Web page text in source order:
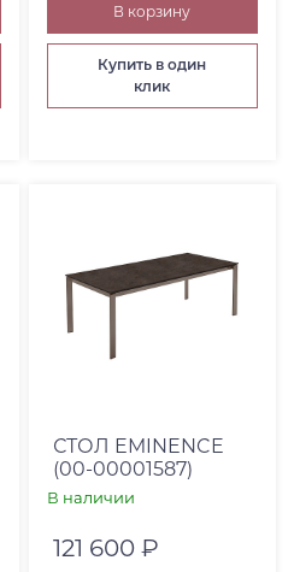
В корзину
Купить в один
клик
СТОЛ EMINENCE
(00-00001587)
В наличии
121 600 ₽